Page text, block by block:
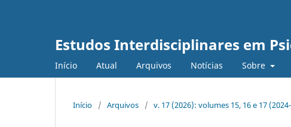
Estudos Interdisciplinares em
Início Atual Arquivos Notícias Sobre
Início / Arquivos / v. 17 (2026): volumes 15, 16 e 17